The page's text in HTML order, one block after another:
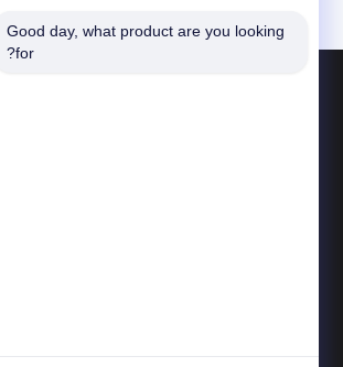
Good day, what product are you looking
for?